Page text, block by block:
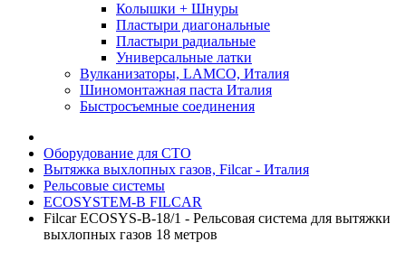
Колышки + Шнуры
Пластыри диагональные
Пластыри радиальные
Универсальные латки
Вулканизаторы, LAMCO, Италия
Шиномонтажная паста Италия
Быстросъемные соединения
Оборудование для СТО
Вытяжка выхлопных газов, Filcar - Италия
Рельсовые системы
ECOSYSTEM-B FILCAR
Filcar ECOSYS-B-18/1 - Рельсовая система для вытяжки
выхлопных газов 18 метров